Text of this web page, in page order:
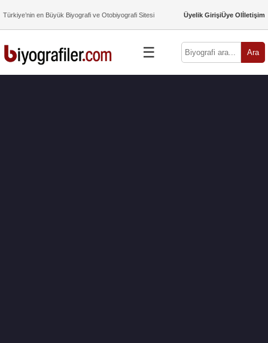
Türkiye’nin en Büyük Biyografi ve Otobiyografi Sitesi Üyelik GirişiÜye Olİletişim
☰ Ara